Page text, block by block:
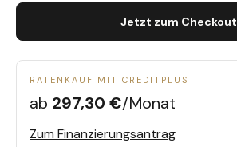
Jetzt zum Checkout
RATENKAUF MIT CREDITPLUS
ab 297,30 €/Monat
Zum Finanzierungsantrag